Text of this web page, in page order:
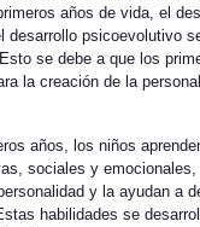
años de vida, el
desarrollo psicoevolutivo
se debe a que los
la creación de la
años, los niños
sociales y
y la ayudan a
habilidades se